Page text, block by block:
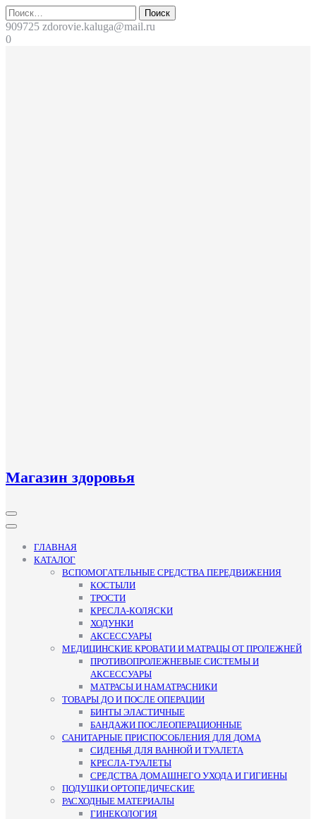
Перейти
к
содержимому
Поиск
909725 zdorovie.kaluga@mail.ru
0
Магазин здоровья
Кнопка
Открыть
ГЛАВНАЯ
КАТАЛОГ
ВСПОМОГАТЕЛЬНЫЕ СРЕДСТВА ПЕРЕДВИЖЕНИЯ
КОСТЫЛИ
ТРОСТИ
КРЕСЛА-КОЛЯСКИ
ХОДУНКИ
АКСЕССУАРЫ
МЕДИЦИНСКИЕ КРОВАТИ И МАТРАЦЫ ОТ ПРОЛЕЖНЕЙ
ПРОТИВОПРОЛЕЖНЕВЫЕ СИСТЕМЫ И
АКСЕССУАРЫ
МАТРАСЫ И НАМАТРАСНИКИ
ТОВАРЫ ДО И ПОСЛЕ ОПЕРАЦИИ
БИНТЫ ЭЛАСТИЧНЫЕ
БАНДАЖИ ПОСЛЕОПЕРАЦИОННЫЕ
САНИТАРНЫЕ ПРИСПОСОБЛЕНИЯ ДЛЯ ДОМА
СИДЕНЬЯ ДЛЯ ВАННОЙ И ТУАЛЕТА
КРЕСЛА-ТУАЛЕТЫ
СРЕДСТВА ДОМАШНЕГО УХОДА И ГИГИЕНЫ
ПОДУШКИ ОРТОПЕДИЧЕСКИЕ
РАСХОДНЫЕ МАТЕРИАЛЫ
ГИНЕКОЛОГИЯ